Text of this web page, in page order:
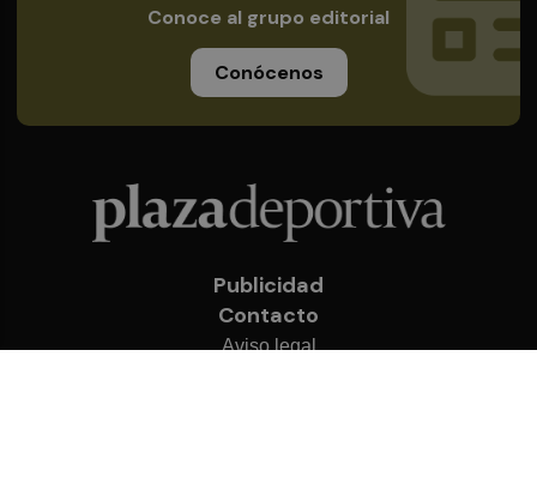
Conoce al grupo editorial
Conócenos
Publicidad
Contacto
Aviso legal